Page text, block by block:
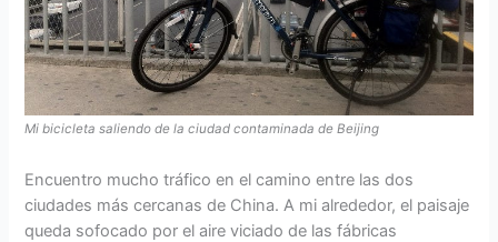
Mi bicicleta saliendo de la ciudad contaminada de Beijing
Encuentro mucho tráfico en el camino entre las dos
ciudades más cercanas de China. A mi alrededor, el paisaje
queda sofocado por el aire viciado de las fábricas